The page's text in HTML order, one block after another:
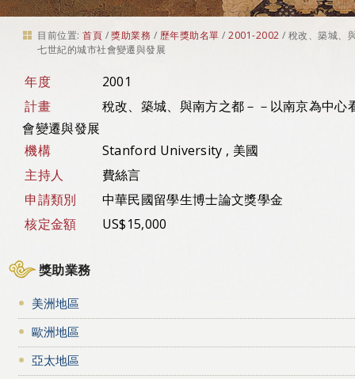
目前位置: 首頁 /獎助業務 / 歷年獎助名單 /2001-2002 / 稅改、築城、
七世紀的城市社會變遷與發展
年度
2001
計畫
稅改、築城、與南方之都－－以南京為中心
會變遷與發展
機構
Stanford University , 美國
主持人
費絲言
申請類別
中華民國留學生博士論文獎學金
核定金額
US$15,000
獎助業務
美洲地區
歐洲地區
亞太地區